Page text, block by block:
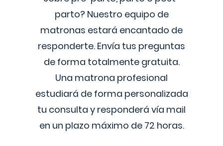
parto? Nuestro equipo de
matronas estará encantado de
responderte. Envía tus preguntas
de forma totalmente gratuita.
Una matrona profesional
estudiará de forma personalizada
tu consulta y responderá vía mail
en un plazo máximo de 72 horas.